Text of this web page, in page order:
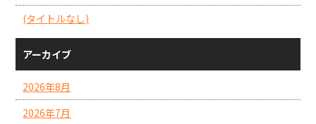
(タイトルなし)
アーカイブ
2026年8月
2026年7月